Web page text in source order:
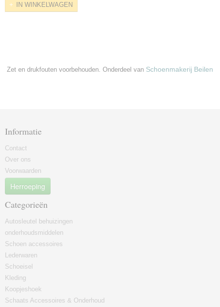
IN WINKELWAGEN
Zet en drukfouten voorbehouden. Onderdeel van Schoenmakerij Beilen
Informatie
Contact
Over ons
Voorwaarden
Herroeping
Categorieën
Autosleutel behuizingen
onderhoudsmiddelen
Schoen accessoires
Lederwaren
Schoeisel
Kleding
Koopjeshoek
Schaats Accessoires & Onderhoud